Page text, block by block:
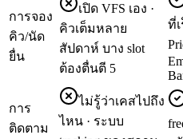
การจอง
คิว/นัด
ยื่น
เปิด VFS เอง ·
คิวเต็มหลาย
สัปดาห์ บาง slot
ต้องตื่นตี 5
ที่
การ
ติดตาม
ไม่รู้ว่าเคสไปถึง
ไหน · ระบบ